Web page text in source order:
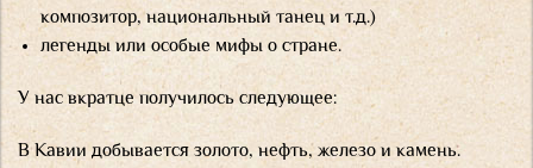
композитор, национальный танец и т.д.)
легенды или особые мифы о стране.
У нас вкратце получилось следующее:
В Кавии добывается золото, нефть, железо и камень.